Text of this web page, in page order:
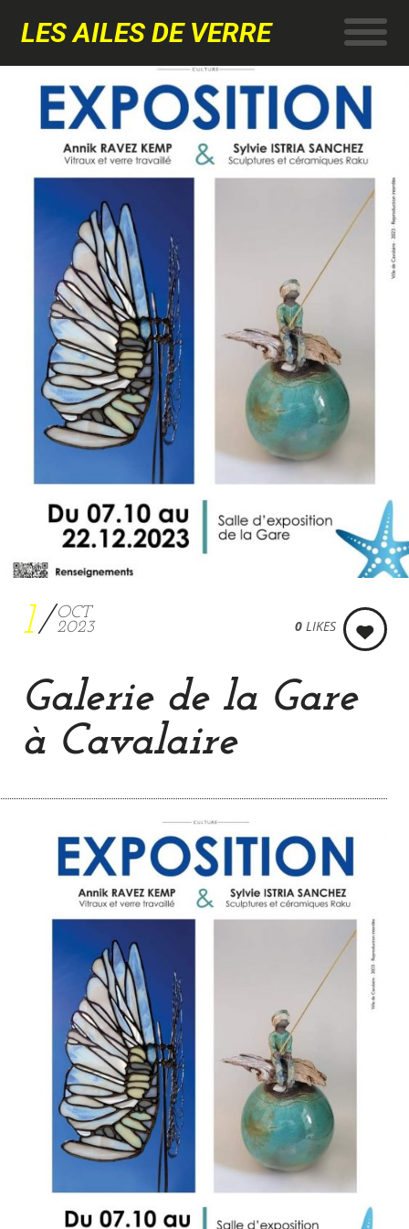
LES AILES DE VERRE
1
OCT
2023
Galerie de la Gare
à Cavalaire
0 LIKES